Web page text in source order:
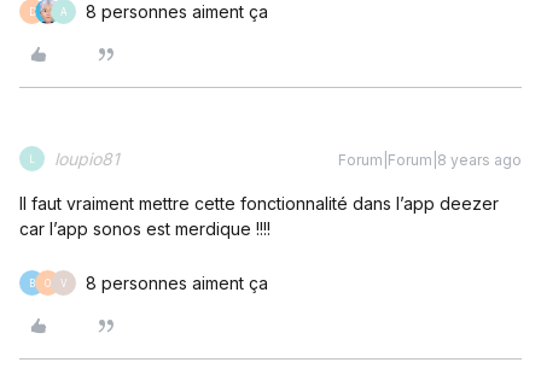
D A 8 personnes aiment ça
loupio81 Forum|Forum|8 years ago
Il faut vraiment mettre cette fonctionnalité dans l’app deezer
car l’app sonos est merdique !!!!
B O V 8 personnes aiment ça